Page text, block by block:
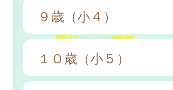
９歳（小４）
１０歳（小５）